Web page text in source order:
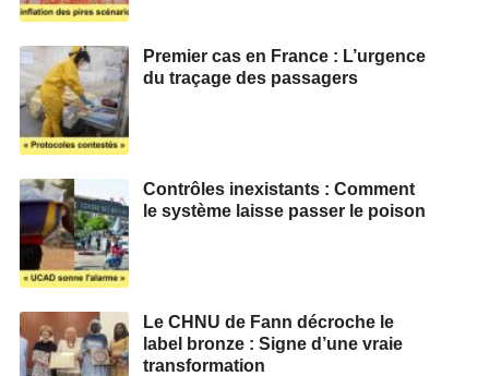
Premier cas en France : L’urgence
du traçage des passagers
Contrôles inexistants : Comment
le système laisse passer le poison
Le CHNU de Fann décroche le
label bronze : Signe d’une vraie
transformation